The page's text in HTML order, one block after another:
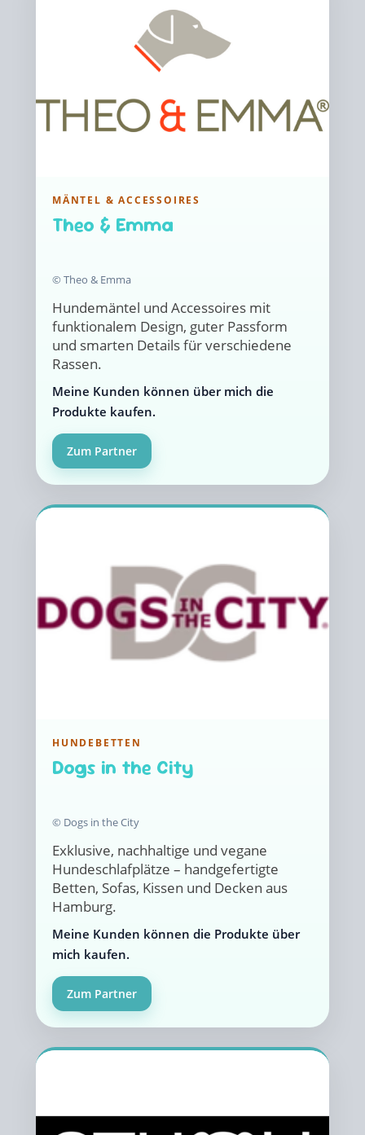
MÄNTEL & ACCESSOIRES
Theo & Emma
© Theo & Emma
Hundemäntel und Accessoires mit
funktionalem Design, guter Passform
und smarten Details für verschiedene
Rassen.
Meine Kunden können über mich die
Produkte kaufen.
Zum Partner
HUNDEBETTEN
Dogs in the City
© Dogs in the City
Exklusive, nachhaltige und vegane
Hundeschlafplätze – handgefertigte
Betten, Sofas, Kissen und Decken aus
Hamburg.
Meine Kunden können die Produkte über
mich kaufen.
Zum Partner